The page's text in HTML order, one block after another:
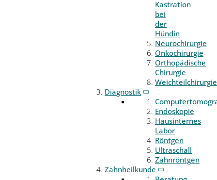
Kastration
bei
der
Hündin
Neurochirurgie
Onkochirurgie
Orthopädische
Chirurgie
Weichteilchirurgie
Diagnostik
Endoskopie
Hausinternes
Labor
Röntgen
Ultraschall
Zahnröntgen
Zahnheilkunde